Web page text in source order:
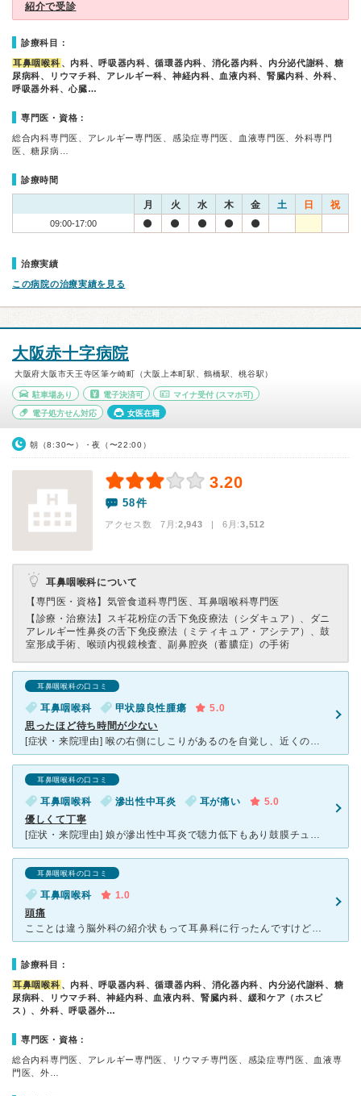
紹介で受診
診療科目：
耳鼻咽喉科 、内科、呼吸器内科、循環器内科、消化器内科、内分泌代謝科、糖
尿病科、リウマチ科、アレルギー科、神経内科、血液内科、腎臓内科、外科、
呼吸器外科、心臓…
専門医・資格：
総合内科専門医、アレルギー専門医、感染症専門医、血液専門医、外科専門
医、糖尿病…
診療時間
月 火 水 木 金 土 日 祝
09:00-17:00
治療実績
この病院の治療実績を見る
大阪赤十字病院
大阪府大阪市天王寺区筆ケ崎町（大阪上本町駅、鶴橋駅、桃谷駅）
駐車場あり 電子決済可 マイナ受付 (スマホ可)
電子処方せん対応 女医在籍
朝（8:30〜）・夜（〜22:00）
3.20
58件
アクセス数 7月:2,943 | 6月:3,512
耳鼻咽喉科について
【専門医・資格】 気管食道科専門医、耳鼻咽喉科専門医
【診療・治療法】 スギ花粉症の舌下免疫療法（シダキュア）、ダニ
アレルギー性鼻炎の舌下免疫療法（ミティキュア・アシテア）、鼓
室形成手術、喉頭内視鏡検査、副鼻腔炎（蓄膿症）の手術
耳鼻咽喉科の口コミ
耳鼻咽喉科 甲状腺良性腫瘍
5.0
思ったほど待ち時間が少ない
[症状・来院理由] 喉の右側にしこりがあるのを自覚し、近くのかかりつけの先生に診てもらった所、市民病院でＭＲＩ検査を勧められました。その結果、腫瘍があることが分かり、精密検査を含め日赤病院を紹介して
耳鼻咽喉科の口コミ
耳鼻咽喉科 滲出性中耳炎 耳が痛い
5.0
優しくて丁寧
[症状・来院理由] 娘が滲出性中耳炎で聴力低下もあり鼓膜チューブ留置目的で紹介してもらいました。大阪市内で日赤の耳鼻科の腕はとても良いと評判の様で、紹介するなら日赤にするよともともとかかっていた病院
耳鼻咽喉科の口コミ
耳鼻咽喉科
1.0
頭痛
こことは違う脳外科の紹介状もって耳鼻科に行ったんですけど、紹介状の内容ミスでめまいと書いてたらしく頭痛なんですけどと言うと、えっうちでは頭痛は無理なんでとまぁついでなんで鼻詰まりと鼻のかさぶたと耳掃除
診療科目：
耳鼻咽喉科 、内科、呼吸器内科、循環器内科、消化器内科、内分泌代謝科、糖
尿病科、リウマチ科、神経内科、血液内科、腎臓内科、緩和ケア（ホスピ
ス）、外科、呼吸器外…
専門医・資格：
総合内科専門医、アレルギー専門医、リウマチ専門医、感染症専門医、血液専
門医、外…